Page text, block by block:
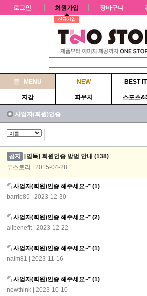
로그인 회원가입
신규가입
장바구니
MENU NEW BEST
지갑 파우치 스포츠&
사업자(회원)인증
공지 [필독] 회원인증 방법 안내 (138)
투스토리 | 2015-04-28
사업자(회원)인증 해주세요~* (1)
barrio85
| 2023-12-30
사업자(회원)인증 해주세요~* (2)
allbenefit | 2023-12-22
사업자(회원)인증 해주세요~* (1)
naim81
| 2023-11-16
사업자(회원)인증 해주세요~* (1)
newthink
| 2023-10-10